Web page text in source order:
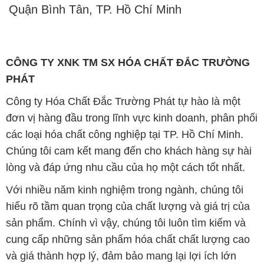
PHÁT
các loại hóa chất công nghiệp tại TP. Hồ Chí Minh.
Chúng tôi cam kết mang đến cho khách hàng sự hài
lòng và đáp ứng nhu cầu của họ một cách tốt nhất.
Với nhiều năm kinh nghiệm trong ngành, chúng tôi
hiểu rõ tầm quan trọng của chất lượng và giá trị của
sản phẩm. Chính vì vậy, chúng tôi luôn tìm kiếm và
cung cấp những sản phẩm hóa chất chất lượng cao
và giá thành hợp lý, đảm bảo mang lại lợi ích lớn
nhất cho khách hàng.
Chúng tôi coi trọng uy tín trong kinh doanh và luôn
đặt tiêu chí "kinh doanh nhưng không tách rời khỏi uy
tín" lên hàng đầu. Mỗi sản phẩm mà chúng tôi cung